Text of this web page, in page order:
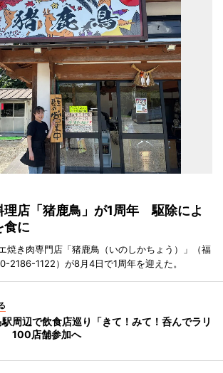
理店「猪鹿鳥」が1周年 駆除によ
食に
焼き肉専門店「猪鹿鳥（いのしかちょう）」（福
2186-1122）が8月4日で1周年を迎えた。
周辺で飲食店巡り「きて！みて！呑んでラリ
100店舗参加へ